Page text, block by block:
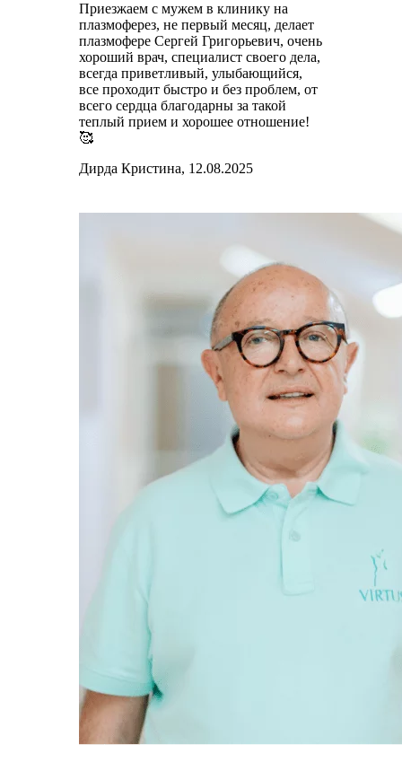
Приезжаем с мужем в клинику на
плазмоферез, не первый месяц, делает
плазмофере Сергей Григорьевич, очень
хороший врач, специалист своего дела,
всегда приветливый, улыбающийся,
все проходит быстро и без проблем, от
всего сердца благодарны за такой
теплый прием и хорошее отношение!
🥰
Дирда Кристина, 12.08.2025